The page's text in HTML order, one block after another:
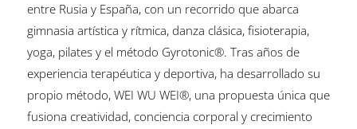
entre Rusia y España, con un recorrido que abarca
gimnasia artística y rítmica, danza clásica, fisioterapia,
yoga, pilates y el método Gyrotonic®. Tras años de
experiencia terapéutica y deportiva, ha desarrollado su
propio método, WEI WU WEI®, una propuesta única que
fusiona creatividad, conciencia corporal y crecimiento